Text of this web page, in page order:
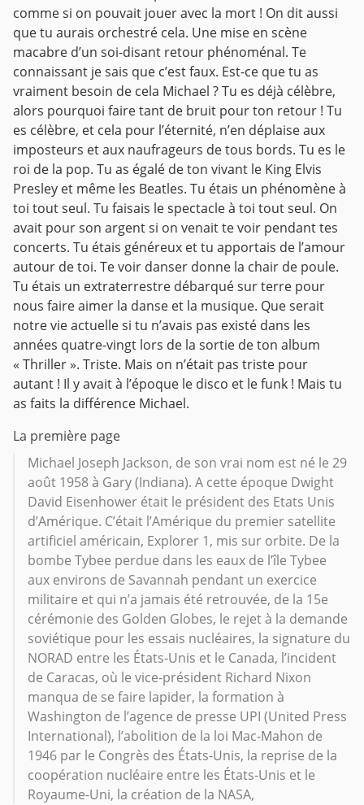
comme si on pouvait jouer avec la mort ! On dit aussi
que tu aurais orchestré cela. Une mise en scène
macabre d’un soi-disant retour phénoménal. Te
connaissant je sais que c’est faux. Est-ce que tu as
vraiment besoin de cela Michael ? Tu es déjà célèbre,
alors pourquoi faire tant de bruit pour ton retour ! Tu
es célèbre, et cela pour l’éternité, n’en déplaise aux
imposteurs et aux naufrageurs de tous bords. Tu es le
roi de la pop. Tu as égalé de ton vivant le King Elvis
Presley et même les Beatles. Tu étais un phénomène à
toi tout seul. Tu faisais le spectacle à toi tout seul. On
avait pour son argent si on venait te voir pendant tes
concerts. Tu étais généreux et tu apportais de l’amour
autour de toi. Te voir danser donne la chair de poule.
Tu étais un extraterrestre débarqué sur terre pour
nous faire aimer la danse et la musique. Que serait
notre vie actuelle si tu n’avais pas existé dans les
années quatre-vingt lors de la sortie de ton album
« Thriller ». Triste. Mais on n’était pas triste pour
autant ! Il y avait à l’époque le disco et le funk ! Mais tu
as faits la différence Michael.
La première page
Michael Joseph Jackson, de son vrai nom est né le 29
août 1958 à Gary (Indiana). A cette époque Dwight
David Eisenhower était le président des Etats Unis
d’Amérique. C’était l’Amérique du premier satellite
artificiel américain, Explorer 1, mis sur orbite. De la
bombe Tybee perdue dans les eaux de l’île Tybee
aux environs de Savannah pendant un exercice
militaire et qui n’a jamais été retrouvée, de la 15e
cérémonie des Golden Globes, le rejet à la demande
soviétique pour les essais nucléaires, la signature du
NORAD entre les États-Unis et le Canada, l’incident
de Caracas, où le vice-président Richard Nixon
manqua de se faire lapider, la formation à
Washington de l’agence de presse UPI (United Press
International), l’abolition de la loi Mac-Mahon de
1946 par le Congrès des États-Unis, la reprise de la
coopération nucléaire entre les États-Unis et le
Royaume-Uni, la création de la NASA,